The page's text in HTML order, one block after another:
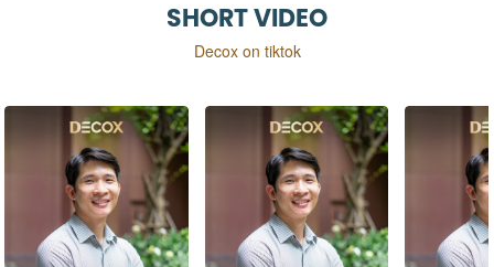
SHORT VIDEO
Decox on tiktok